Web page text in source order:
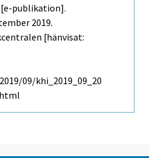
publikation].
2019.
[hänvisat:
09/khi_2019_09_20